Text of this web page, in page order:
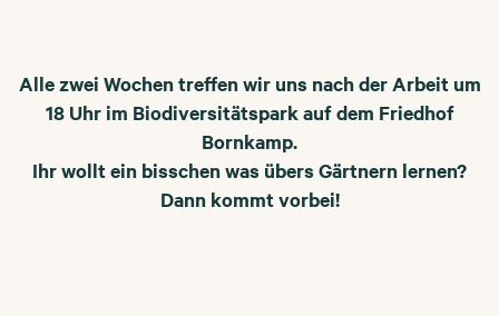
Alle zwei Wochen treffen wir uns nach der Arbeit um
18 Uhr im Biodiversitätspark auf dem Friedhof
Bornkamp.
Ihr wollt ein bisschen was übers Gärtnern lernen?
Dann kommt vorbei!